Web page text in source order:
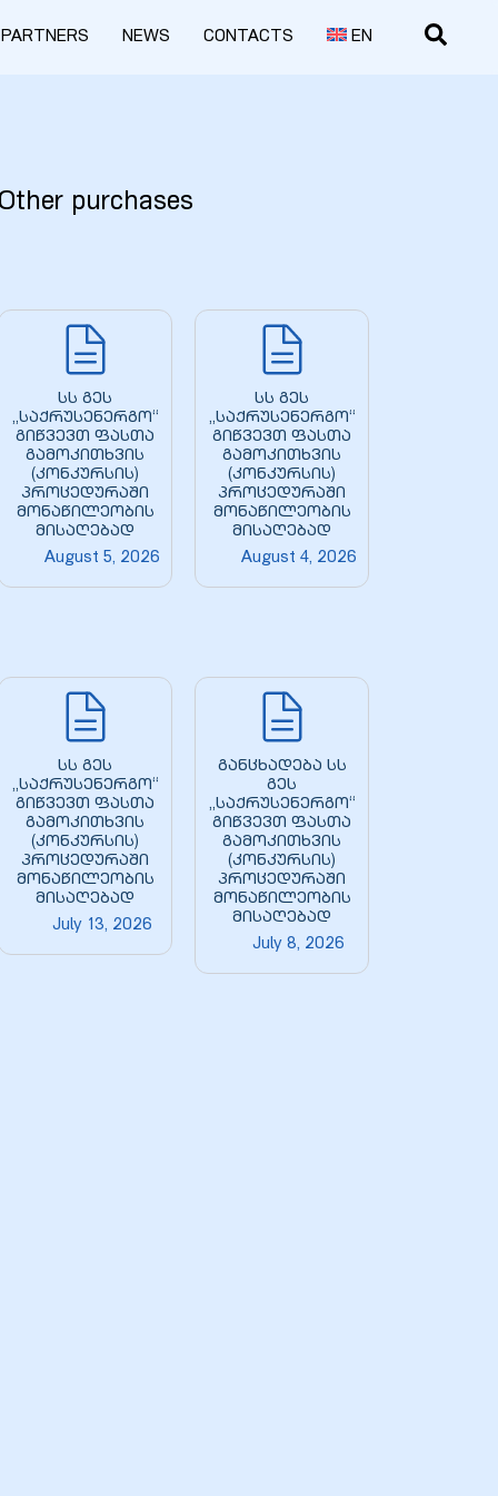
PARTNERS NEWS CONTACTS EN
purchases
სს გეს
„საქრუსენერგო“
გიწვევთ ფასთა
გამოკითხვის
(კონკურსის)
პროცედურაში
მონაწილეობის
მისაღებად
August 5, 2026
სს გეს
„საქრუსენერგო“
გიწვევთ ფასთა
გამოკითხვის
(კონკურსის)
პროცედურაში
მონაწილეობის
მისაღებად
August 4, 2026
სს გეს
„საქრუსენერგო“
გიწვევთ ფასთა
გამოკითხვის
(კონკურსის)
პროცედურაში
მონაწილეობის
მისაღებად
July 13, 2026
განცხადება სს
გეს
„საქრუსენერგო“
გიწვევთ ფასთა
გამოკითხვის
(კონკურსის)
პროცედურაში
მონაწილეობის
მისაღებად
July 8, 2026